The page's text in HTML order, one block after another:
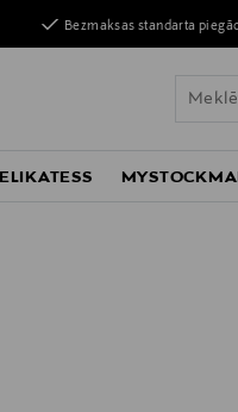
Bezmaksas standarta